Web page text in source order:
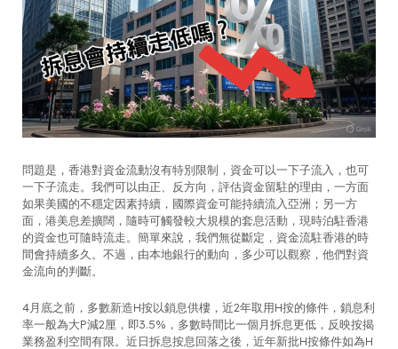
問題是，香港對資金流動沒有特別限制，資金可以一下子流入，也可
一下子流走。我們可以由正、反方向，評估資金留駐的理由，一方面
如果美國的不穩定因素持續，國際資金可能持續流入亞洲；另一方
面，港美息差擴闊，隨時可觸發較大規模的套息活動，現時泊駐香港
的資金也可隨時流走。簡單來說，我們無從斷定，資金流駐香港的時
間會持續多久。不過，由本地銀行的動向，多少可以觀察，他們對資
金流向的判斷。
4月底之前，多數新造H按以鎖息供樓，近2年取用H按的條件，鎖息利
率一般為大P減2厘，即3.5%，多數時間比一個月拆息更低，反映按揭
業務盈利空間有限。近日拆息按息回落之後，近年新批H按條件如為H